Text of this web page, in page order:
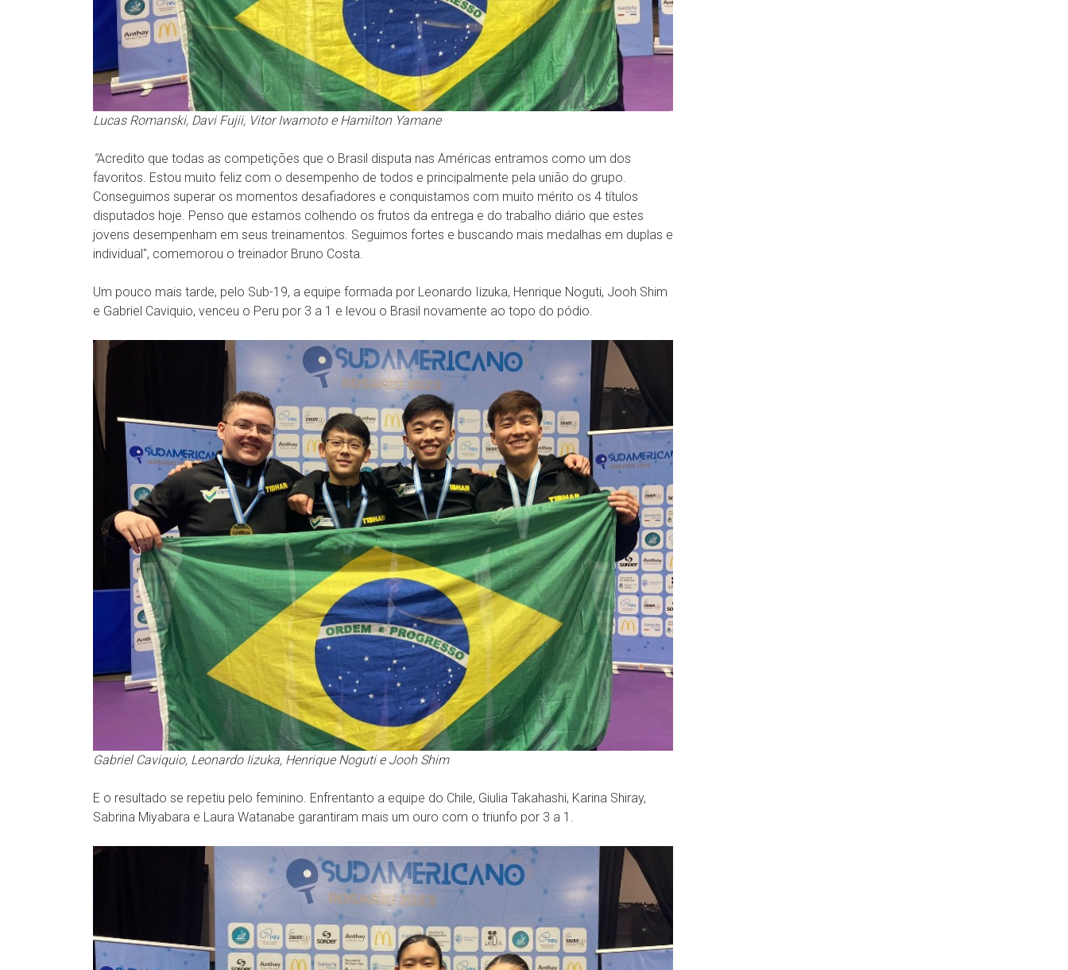
Lucas Romanski, Davi Fujii, Vitor Iwamoto e Hamilton Yamane
''Acredito que todas as competições que o Brasil disputa nas Américas entramos como um dos
favoritos. Estou muito feliz com o desempenho de todos e principalmente pela união do grupo.
Conseguimos superar os momentos desafiadores e conquistamos com muito mérito os 4 títulos
disputados hoje. Penso que estamos colhendo os frutos da entrega e do trabalho diário que estes
jovens desempenham em seus treinamentos. Seguimos fortes e buscando mais medalhas em duplas e
individual'', comemorou o treinador Bruno Costa.
Um pouco mais tarde, pelo Sub-19, a equipe formada por Leonardo Iizuka, Henrique Noguti, Jooh Shim
e Gabriel Caviquio, venceu o Peru por 3 a 1 e levou o Brasil novamente ao topo do pódio.
Gabriel Caviquio, Leonardo Iizuka, Henrique Noguti e Jooh Shim
E o resultado se repetiu pelo feminino. Enfrentanto a equipe do Chile, Giulia Takahashi, Karina Shiray,
Sabrina Miyabara e Laura Watanabe garantiram mais um ouro com o triunfo por 3 a 1.